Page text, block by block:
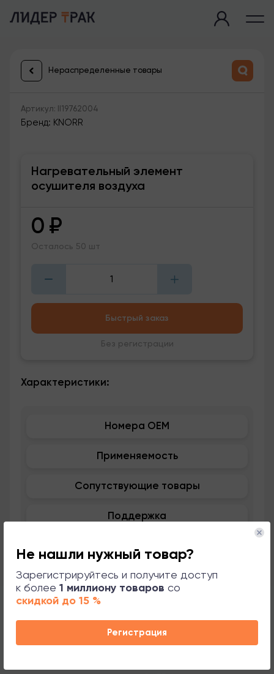
Не нашли нужный товар?
Зарегистрируйтесь и получите доступ
к более 1 миллиону товаров со
скидкой до 15 %
Регистрация
Нераспределенные товары
Артикул: II19762004
Бренд: KNORR
Нагревательный элемент
осушителя воздуха
0 ₽
Осталось 50 шт
Быстрый заказ
Без регистрации
Характеристики:
Номера OEM
Применяемость
Сопутствующие товары
Поддержка
*Компания ЛИДЕР ТРАК является оптовым поставщиком
VOLVO, DAF, IVECO, RENAULT и полуприцепы с осями BPW, SAF.